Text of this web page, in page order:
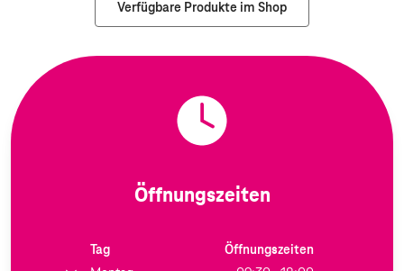
Verfügbare Produkte im Shop
Öffnungszeiten
Tag
Öffnungszeiten